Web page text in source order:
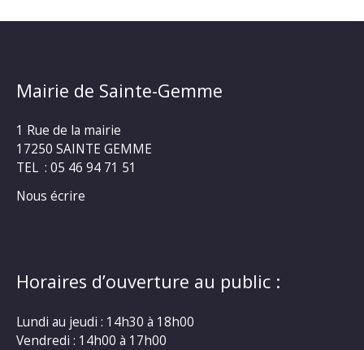
Mairie de Sainte-Gemme
1 Rue de la mairie
17250 SAINTE GEMME
TEL : 05 46 94 71 51
Nous écrire
Horaires d’ouverture au public :
Lundi au jeudi : 14h30 à 18h00
Vendredi : 14h00 à 17h00